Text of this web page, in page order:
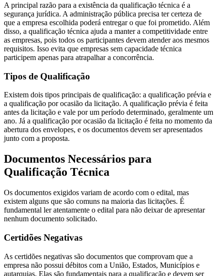
A principal razão para a existência da qualificação técnica é a
segurança jurídica. A administração pública precisa ter certeza de
que a empresa escolhida poderá entregar o que foi prometido. Além
disso, a qualificação técnica ajuda a manter a competitividade entre
as empresas, pois todos os participantes devem atender aos mesmos
requisitos. Isso evita que empresas sem capacidade técnica
participem apenas para atrapalhar a concorrência.
Tipos de Qualificação
Existem dois tipos principais de qualificação: a qualificação prévia e
a qualificação por ocasião da licitação. A qualificação prévia é feita
antes da licitação e vale por um período determinado, geralmente um
ano. Já a qualificação por ocasião da licitação é feita no momento da
abertura dos envelopes, e os documentos devem ser apresentados
junto com a proposta.
Documentos Necessários para
Qualificação Técnica
Os documentos exigidos variam de acordo com o edital, mas
existem alguns que são comuns na maioria das licitações. É
fundamental ler atentamente o edital para não deixar de apresentar
nenhum documento solicitado.
Certidões Negativas
As certidões negativas são documentos que comprovam que a
empresa não possui débitos com a União, Estados, Municípios e
autarquias. Elas são fundamentais para a qualificação e devem ser